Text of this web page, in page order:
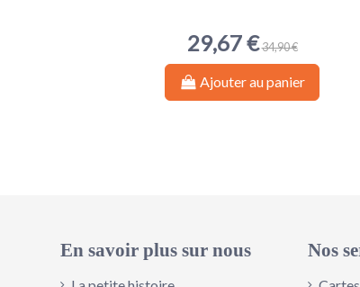
29,67 €34,90 €
Ajouter au panier
En savoir plus sur nous Nos